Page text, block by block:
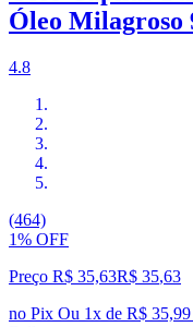
Óleo Milagroso
4.8
(464)
1% OFF
Preço R$ 35,63R$ 35,63
no Pix Ou 1x de R$